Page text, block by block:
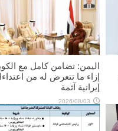
اليمن: تضامن كامل مع
إزاء ما تتعرض له من
إيرانية آثمة
2026/08/03